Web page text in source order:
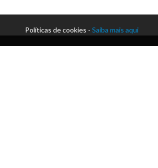
Políticas de cookies - Saiba mais aqui